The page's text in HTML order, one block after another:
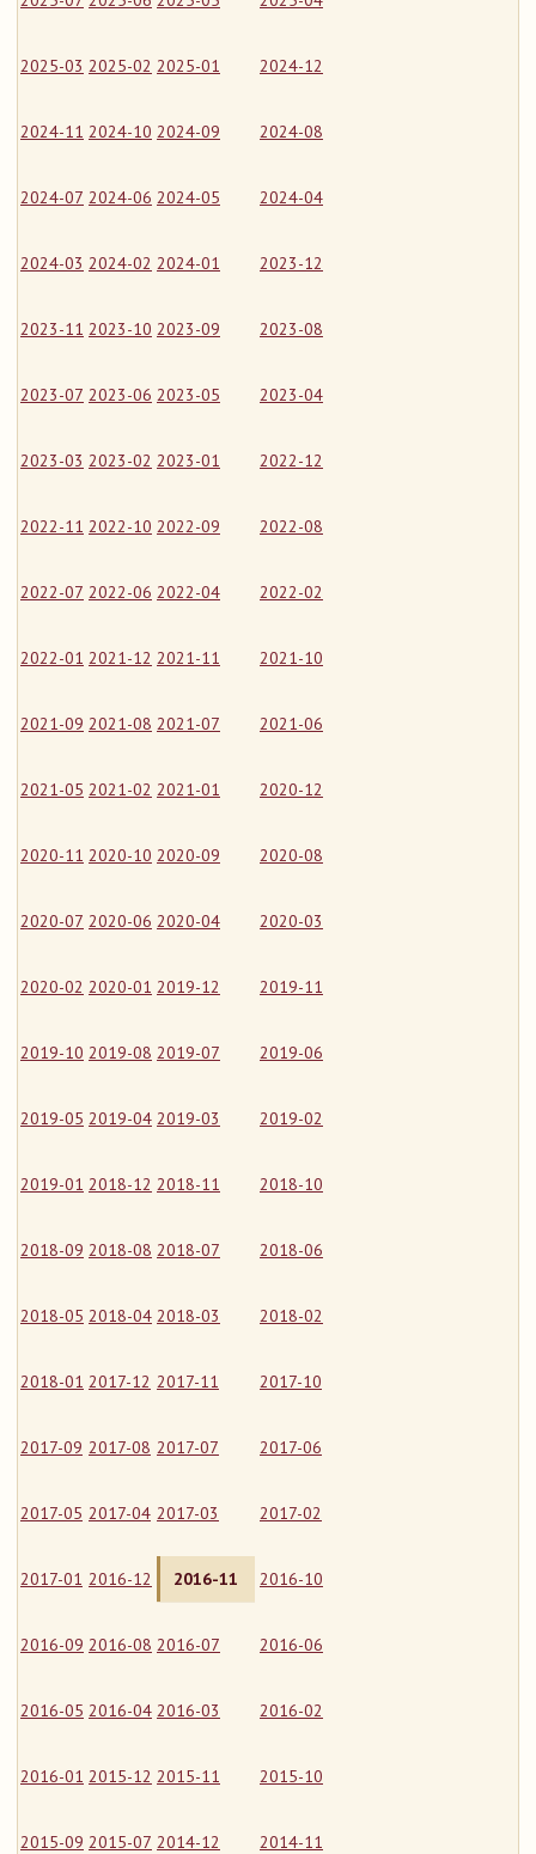
2025-03 2025-02 2025-01 2024-12
2024-11 2024-10 2024-09 2024-08
2024-07 2024-06 2024-05 2024-04
2024-03 2024-02 2024-01 2023-12
2023-11 2023-10 2023-09 2023-08
2023-07 2023-06 2023-05 2023-04
2023-03 2023-02 2023-01 2022-12
2022-11 2022-10 2022-09 2022-08
2022-07 2022-06 2022-04 2022-02
2022-01 2021-12 2021-11 2021-10
2021-09 2021-08 2021-07 2021-06
2021-05 2021-02 2021-01 2020-12
2020-11 2020-10 2020-09 2020-08
2020-07 2020-06 2020-04 2020-03
2020-02 2020-01 2019-12 2019-11
2019-10 2019-08 2019-07 2019-06
2019-05 2019-04 2019-03 2019-02
2019-01 2018-12 2018-11 2018-10
2018-09 2018-08 2018-07 2018-06
2018-05 2018-04 2018-03 2018-02
2018-01 2017-12 2017-11 2017-10
2017-09 2017-08 2017-07 2017-06
2017-05 2017-04 2017-03 2017-02
2017-01 2016-12 2016-11 2016-10
2016-09 2016-08 2016-07 2016-06
2016-05 2016-04 2016-03 2016-02
2016-01 2015-12 2015-11 2015-10
2015-09 2015-07 2014-12 2014-11